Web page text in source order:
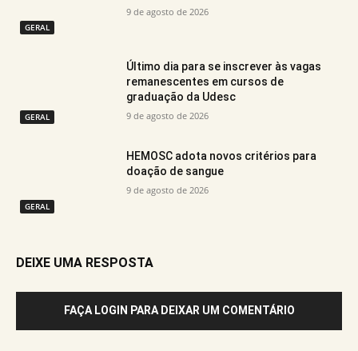
GERAL
9 de agosto de 2026
GERAL
Último dia para se inscrever às vagas
remanescentes em cursos de
graduação da Udesc
9 de agosto de 2026
GERAL
HEMOSC adota novos critérios para
doação de sangue
9 de agosto de 2026
DEIXE UMA RESPOSTA
FAÇA LOGIN PARA DEIXAR UM COMENTÁRIO